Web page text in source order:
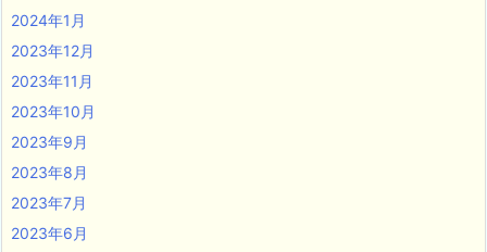
2024年1月
2023年12月
2023年11月
2023年10月
2023年9月
2023年8月
2023年7月
2023年6月